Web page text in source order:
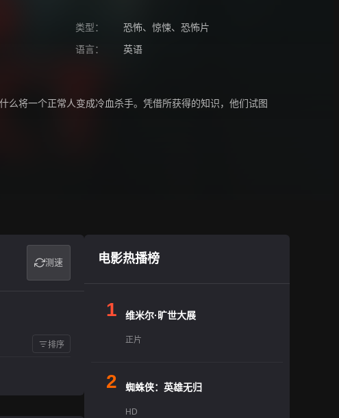
类型： 恐怖、 惊悚、 恐怖片
语言：
英语
么将一个正常人变成冷血杀手。凭借所获得的知识，他们试图
测速
排序
电影热播榜
1 维米尔·旷世大展
正片
2 蜘蛛侠：英雄无归
HD